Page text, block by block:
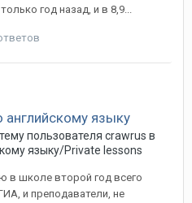
год назад, и в 8,9...
языку
пользователя crawrus в
языку/Private lessons
в школе второй год всего
и преподаватели, не